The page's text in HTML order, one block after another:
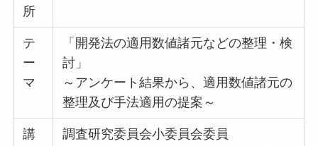
所
テ
ー
マ
「開発法の適用数値諸元などの整理・検
討」
～アンケート結果から、適用数値諸元の
整理及び手法適用の提案～
講
調査研究委員会小委員会委員